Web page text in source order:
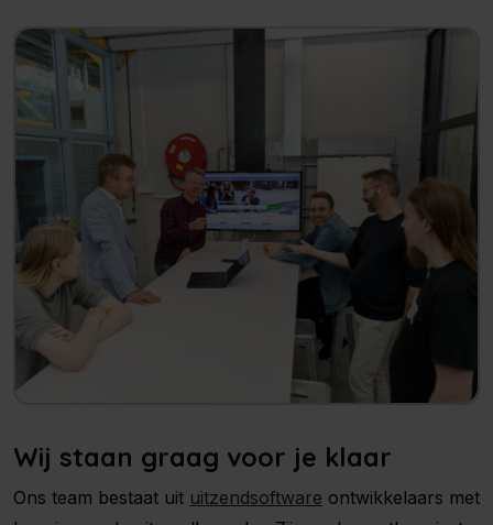
Wij staan graag voor je klaar
Ons team bestaat uit uitzendsoftware ontwikkelaars met